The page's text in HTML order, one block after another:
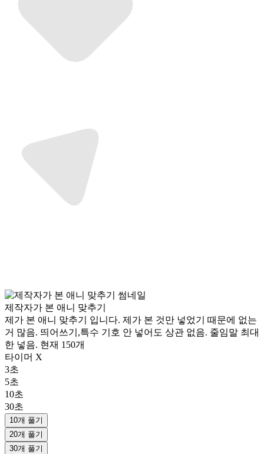
제작자가 본 애니 맞추기
제가 본 애니 맞추기 입니다. 제가 본 것만 넣었기 때문에 없는
거 많음. 띄어쓰기,특수 기호 안 넣어도 상관 없음. 줄임말 최대
한 넣음. 현재 150개
타이머 X
3초
5초
10초
30초
10개 풀기
20개 풀기
30개 풀기